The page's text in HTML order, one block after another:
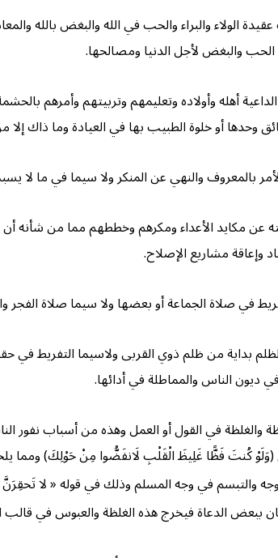
الولاء والبراء والحب في الله والبغض بالله
الحب والبغض لأجل الدنيا ومصالحها.
الداعية أهله وأولاده وتعليمهم وتربيتهم وأمرهم
وحدها أو خلوة الطبيب بها في العيادة وما ذاك
بالمعروف والنهي عن المنكر ولا سيما في ما لا
عن مكايد الأعداء ومكرهم وخططهم مما من شأنه أن
وإعاقة مشاريع الإصلاح.
في صلاة الجماعة أو بعضها ولا سيما صلاة الفجر
بداية من ظلم ذوي القربى ولاسيما التفريط في
الناس والمماطلة في أدائها.
والغلظة في القول أو العمل وهذه من أسباب
كُنتَ فَظًّا غَلِيظَ الْقَلْبِ لَانفَضُّوا مِنْ حَوْلِكَ) ومما
والتبسم في وجه المسلم وذلك في قوله « لا
ببعض الدعاة فيخرج هذه الغلظة والعبوس في قالب